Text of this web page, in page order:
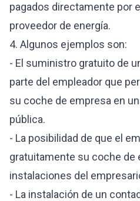
pagados directamente por
proveedor de energía.
4. Algunos ejemplos son:
- El suministro gratuito de
parte del empleador que
su coche de empresa en
pública.
- La posibilidad de que el
gratuitamente su coche de
instalaciones del
- La instalación de un